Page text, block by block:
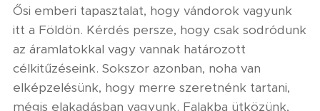
Ősi emberi tapasztalat, hogy vándorok vagyunk
itt a Földön. Kérdés persze, hogy csak sodródunk
az áramlatokkal vagy vannak határozott
célkitűzéseink. Sokszor azonban, noha van
elképzelésünk, hogy merre szeretnénk tartani,
mégis elakadásban vagyunk. Falakba ütközünk,